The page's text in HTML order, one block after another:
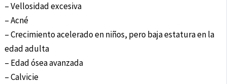
– Vellosidad excesiva
– Acné
– Crecimiento acelerado en niños, pero baja estatura en la
edad adulta
– Edad ósea avanzada
– Calvicie